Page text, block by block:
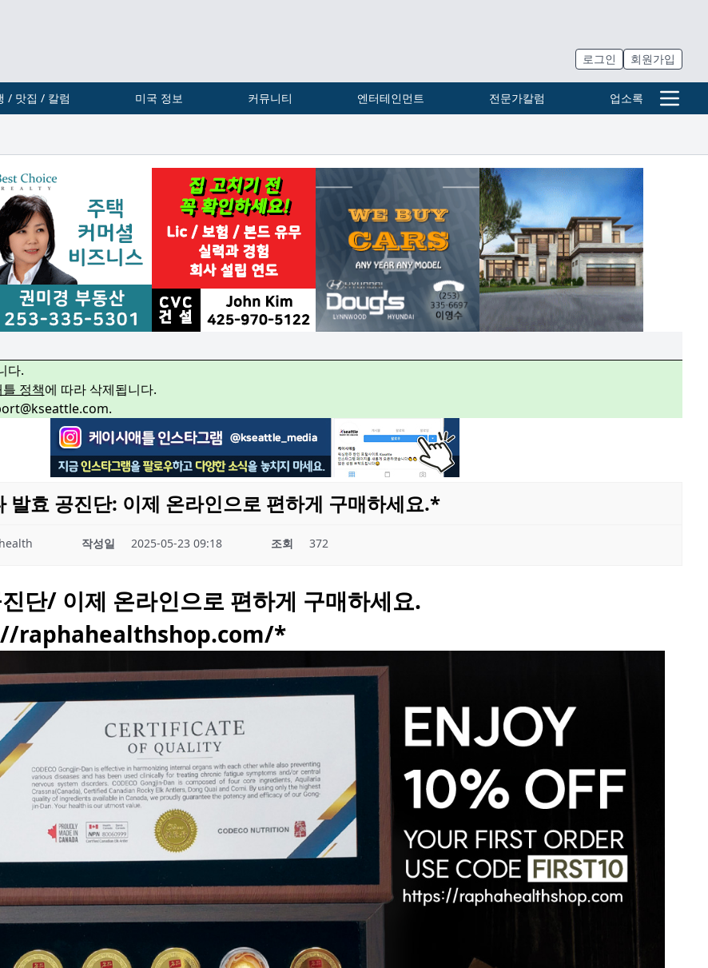
로그인 회원가입
/ 맛집 / 칼럼 미국 정보 커뮤니티 엔터테인먼트 전문가칼럼 업소록
다.
정책에 따라 삭제됩니다.
발효 공진단: 이제 온라인으로 편하게 구매하세요.*
작성일 2025-05-23 09:18 조회 372
단/ 이제 온라인으로 편하게 구매하세요.
raphahealthshop.com/*